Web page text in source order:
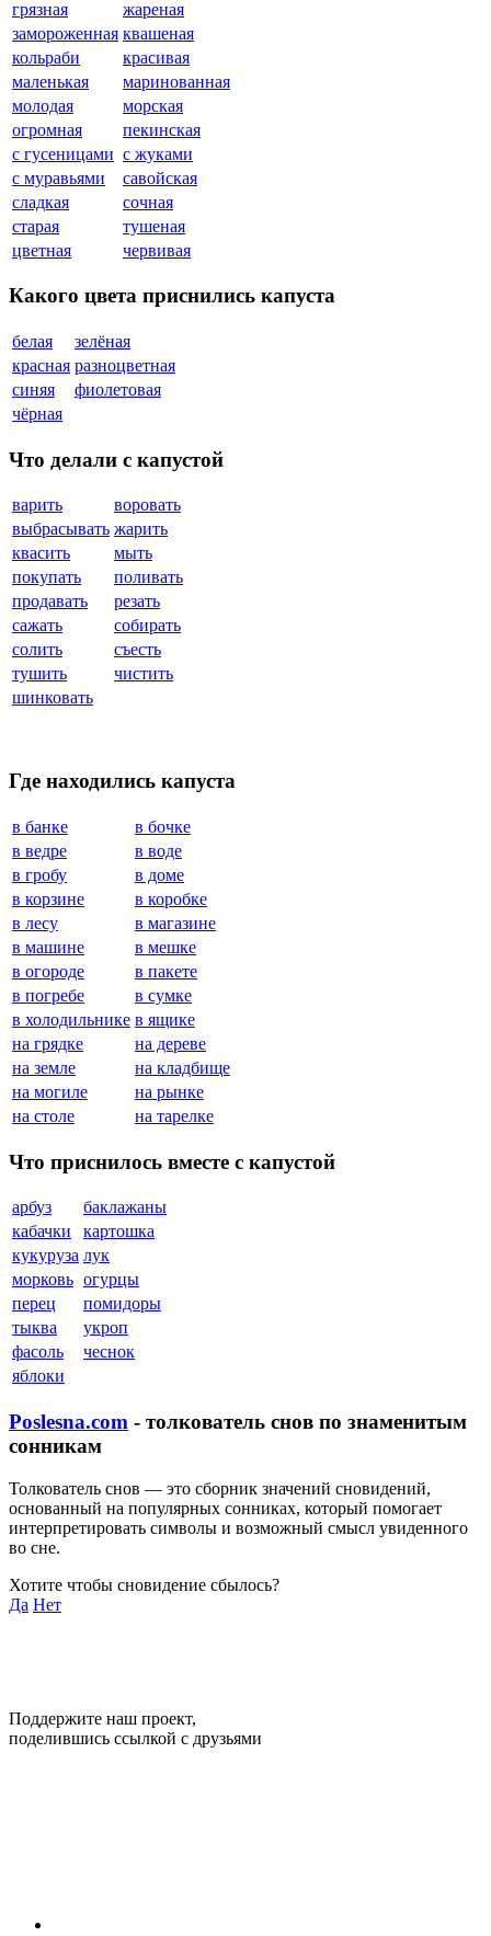
грязная
жареная
замороженная квашеная
кольраби
красивая
маленькая
маринованная
молодая
морская
огромная
пекинская
с гусеницами с жуками
с муравьями
савойская
сладкая
сочная
старая
тушеная
цветная
червивая
Какого цвета приснились капуста
белая
зелёная
красная разноцветная
синяя
фиолетовая
чёрная
Что делали с капустой
варить
воровать
выбрасывать жарить
квасить
мыть
покупать
поливать
продавать
резать
сажать
собирать
солить
съесть
тушить
чистить
шинковать
Где находились капуста
в банке
в бочке
в ведре
в воде
в гробу
в доме
в корзине
в коробке
в лесу
в магазине
в машине
в мешке
в огороде
в пакете
в погребе
в сумке
в холодильнике в ящике
на грядке
на дереве
на земле
на кладбище
на могиле
на рынке
на столе
на тарелке
Что приснилось вместе с капустой
арбуз
баклажаны
кабачки
картошка
кукуруза лук
морковь огурцы
перец
помидоры
тыква
укроп
фасоль
чеснок
яблоки
Poslesna.com - толкователь снов по знаменитым
сонникам
Толкователь снов — это сборник значений сновидений,
основанный на популярных сонниках, который помогает
интерпретировать символы и возможный смысл увиденного
во сне.
Хотите чтобы сновидение сбылось?
Да Нет
Поддержите наш проект,
поделившись ссылкой с друзьями